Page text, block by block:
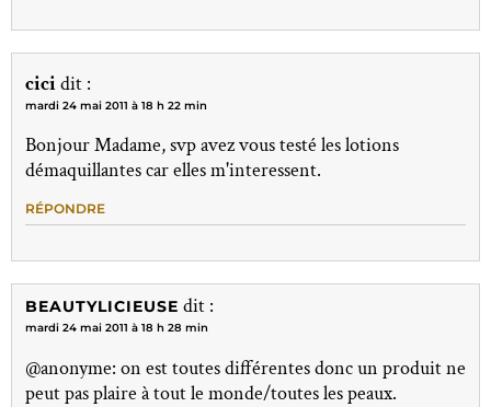
cicidit :
mardi 24 mai 2011 à 18 h 22 min
Bonjour Madame, svp avez vous testé les lotions
démaquillantes car elles m'interessent.
RÉPONDRE
BEAUTYLICIEUSE dit :
mardi 24 mai 2011 à 18 h 28 min
@anonyme: on est toutes différentes donc un produit ne
peut pas plaire à tout le monde/toutes les peaux.